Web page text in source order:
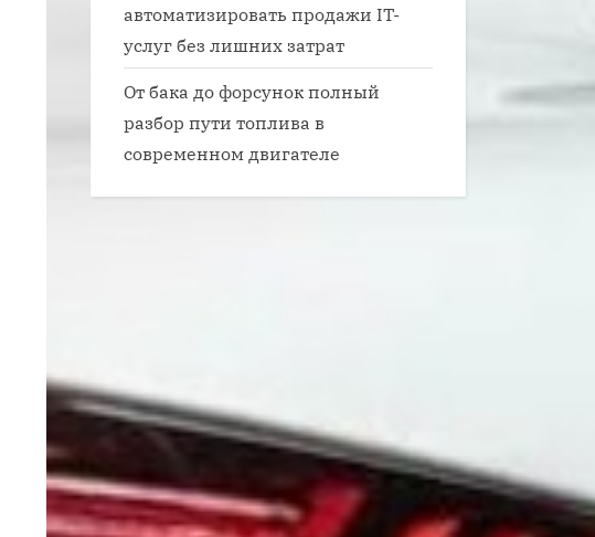
автоматизировать продажи IT-
услуг без лишних затрат
От бака до форсунок полный
разбор пути топлива в
современном двигателе